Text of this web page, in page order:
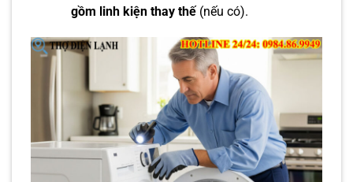
gồm linh kiện thay thế(nếu có).